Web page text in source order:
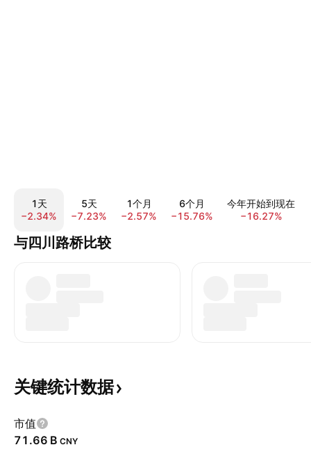
1天
−2.34%
5天
−7.23%
1个月
−2.57%
6个月
−15.76%
今年开始到现在
−16.27%
与四川路桥比较
关键统计数据
市值
‪71.66 B‬ CNY